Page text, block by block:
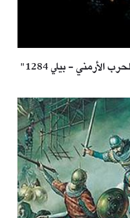
أول معركة للدولة العثمانية "الحرب الأرمني - بيلي 1284"